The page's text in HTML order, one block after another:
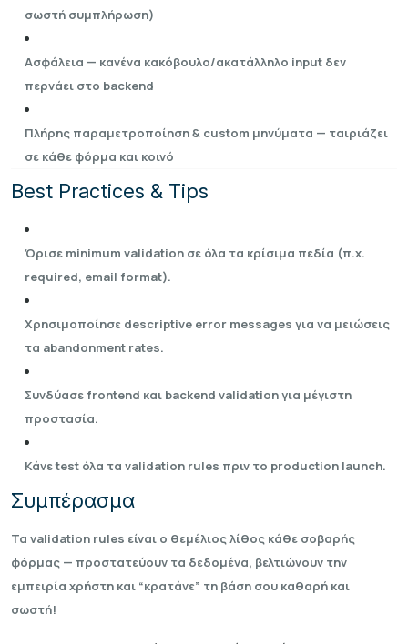
σωστή συμπλήρωση)
Ασφάλεια — κανένα κακόβουλο/ακατάλληλο input δεν
περνάει στο backend
Πλήρης παραμετροποίηση & custom μηνύματα — ταιριάζει
σε κάθε φόρμα και κοινό
Best Practices & Tips
Όρισε minimum validation σε όλα τα κρίσιμα πεδία (π.χ.
required, email format).
Χρησιμοποίησε descriptive error messages για να μειώσεις
τα abandonment rates.
Συνδύασε frontend και backend validation για μέγιστη
προστασία.
Κάνε test όλα τα validation rules πριν το production launch.
Συμπέρασμα
Τα validation rules είναι ο θεμέλιος λίθος κάθε σοβαρής
φόρμας — προστατεύουν τα δεδομένα, βελτιώνουν την
εμπειρία χρήστη και “κρατάνε” τη βάση σου καθαρή και
σωστή!